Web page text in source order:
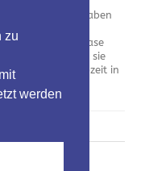
Frauen haben
in Richtung
Gruppenphase
Nikosia zeigten sie
der ersten Halbzeit in
zu
werden